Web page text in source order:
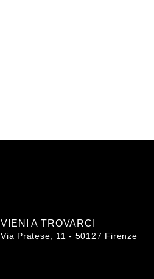
VIENI A TROVARCI
Via Pratese, 11 - 50127 Firenze